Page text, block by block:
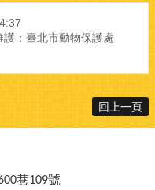
護：臺北市動物保護處
回上一頁
保護處
巷109號